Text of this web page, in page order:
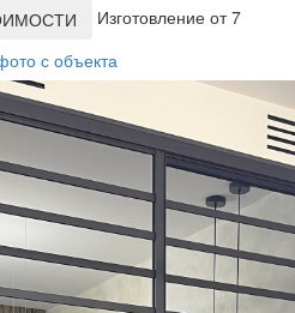
Изготовление от 7
с объекта